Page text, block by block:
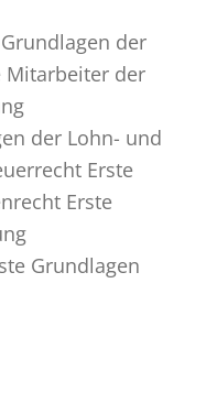
der
Mitarbeiter der
der Lohn- und
Erste
Erste
Grundlagen